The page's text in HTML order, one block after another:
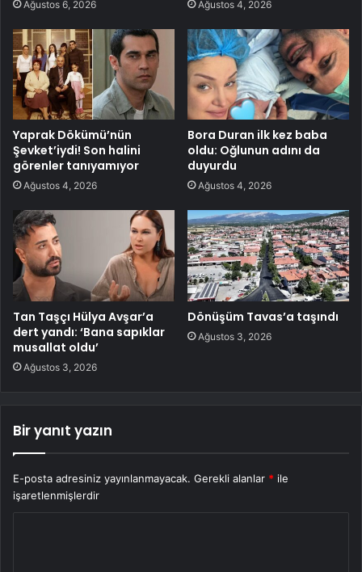
Ağustos 6, 2026 Ağustos 4, 2026
Yaprak Dökümü’nün
Şevket’iydi! Son halini
görenler tanıyamıyor
Ağustos 4, 2026
Bora Duran ilk kez baba
oldu: Oğlunun adını da
duyurdu
Ağustos 4, 2026
Tan Taşçı Hülya Avşar’a
dert yandı: ‘Bana sapıklar
musallat oldu’
Ağustos 3, 2026
Dönüşüm Tavas’a taşındı
Ağustos 3, 2026
Bir yanıt yazın
E-posta adresiniz yayınlanmayacak. Gerekli alanlar * ile
işaretlenmişlerdir